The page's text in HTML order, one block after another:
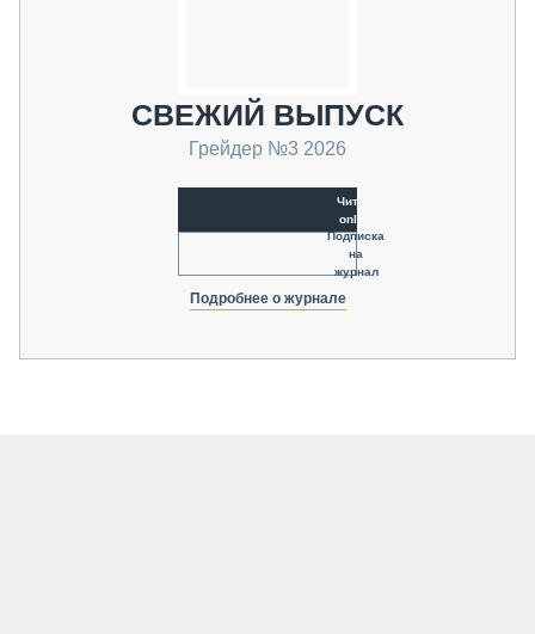
СВЕЖИЙ ВЫПУСК
Грейдер №3 2026
Читать
online
Подписка
на
журнал
Подробнее о журнале